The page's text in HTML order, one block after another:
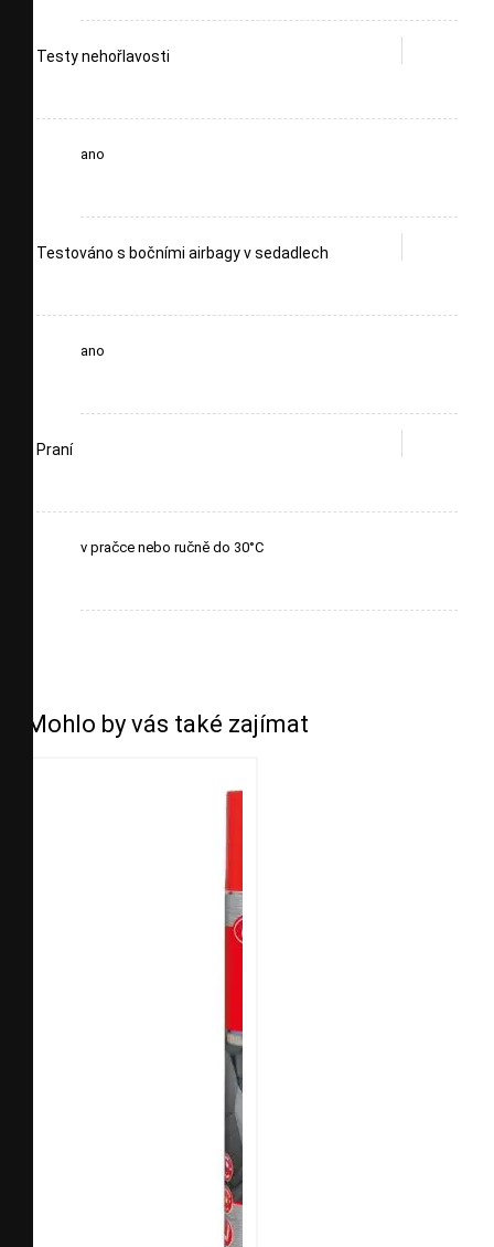
Testy nehořlavosti
ano
Testováno s bočními airbagy v sedadlech
ano
Praní
v pračce nebo ručně do 30°C
Mohlo by vás také zajímat